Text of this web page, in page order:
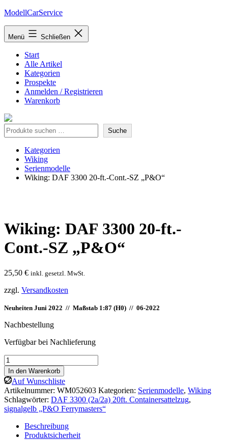
Zum
springen
ModellCarService
Menü Schließen
Start
Alle Artikel
Kategorien
Prospekte
Anmelden / Registrieren
Warenkorb
Suche Suche
Kategorien
Wiking
Serienmodelle
Wiking: DAF 3300 20-ft.-Cont.-SZ „P&O“
Wiking: DAF 3300 20-ft.-
Cont.-SZ „P&O“
25,50 € inkl. gesetzl. MwSt.
zzgl. Versandkosten
Neuheiten Juni 2022 // Maßstab 1:87 (H0) // 06-2022
Nachbestellung
Verfügbar bei Nachlieferung
Wiking:
DAF
3300
20-
ft.-
Cont.-
SZ
„P&O“
Menge
In den Warenkorb
Auf Wunschliste
Artikelnummer: WM052603 Kategorien: Serienmodelle, Wiking
Schlagwörter: DAF 3300 (2a/2a) 20ft. Containersattelzug,
signalgelb „P&O Ferrymasters“
Beschreibung
Produktsicherheit